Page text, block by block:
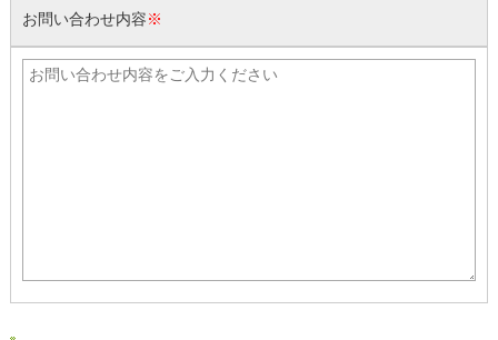
お問い合わせ内容※